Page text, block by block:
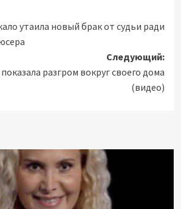
утаила новый брак от судьи ради
Следующий:
разгром вокруг своего дома
(видео)